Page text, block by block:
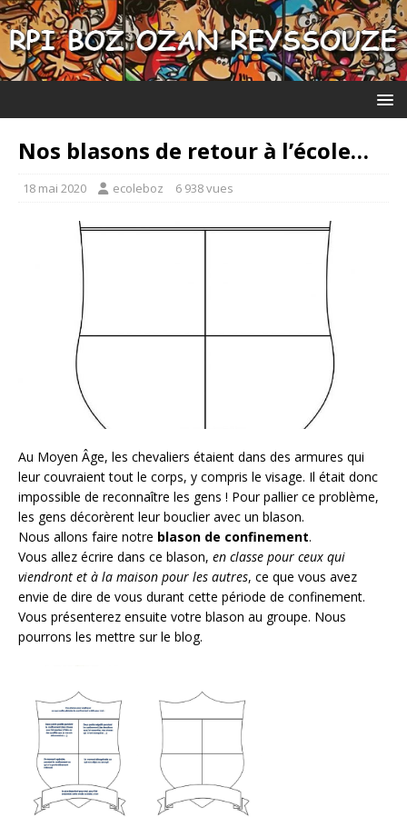
Nos blasons de retour à l’école…
18 mai 2020 ecoleboz 6 938 vues
Au Moyen Âge, les chevaliers étaient dans des armures qui
leur couvraient tout le corps, y compris le visage. Il était donc
impossible de reconnaître les gens ! Pour pallier ce problème,
les gens décorèrent leur bouclier avec un blason.
Nous allons faire notre blason de confinement.
Vous allez écrire dans ce blason, en classe pour ceux qui
viendront et à la maison pour les autres, ce que vous avez
envie de dire de vous durant cette période de confinement.
Vous présenterez ensuite votre blason au groupe. Nous
pourrons les mettre sur le blog.